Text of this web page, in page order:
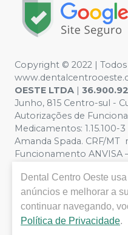
Copyright © 2022 |
OESTE LTDA |
Junho, 815 Centro-sul -
Autorizações de
Medicamentos: 1.15.100-
Amanda Spada. CRF/MT
Funcionamento ANVISA
Segurança - Fotos
condições da loja virtual
caso de divergência de
do Carrinho de Compra.
Dental Centro Oeste
anúncios e melhorar a
continuar navegando,
Política de Privacidade.